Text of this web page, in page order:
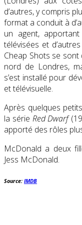
d’autres, y compris
format a conduit à
un agent,
télévisées et
Cheap Shots se
nord de Londres,
s’est installé pour
et télévisuelle.
Après quelques
la série Red Dwarf
apporté des rôles
McDonald a deux
Jess McDonald.
Source: IMDB